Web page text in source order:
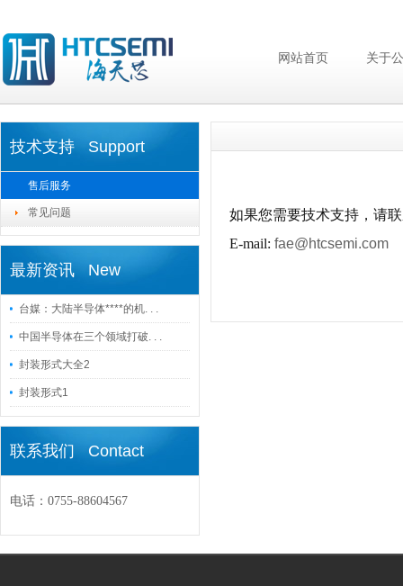
网站首页 关于
技术支持 Support
售后服务
常见问题
最新资讯 New
台媒：大陆半导体****的机. . .
中国半导体在三个领域打破. . .
封装形式大全2
封装形式1
联系我们 Contact
电话：0755-88604567
如果您需要技术支持，请
E-mail: fae@htcsemi.com